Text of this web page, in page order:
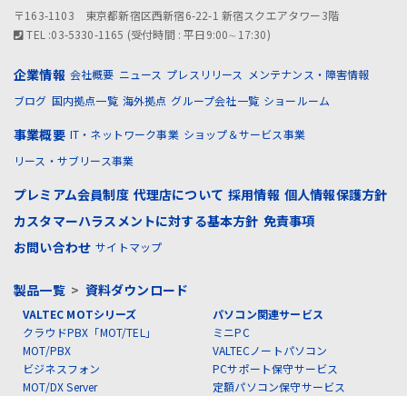
〒163-1103 東京都新宿区西新宿6-22-1 新宿スクエアタワー3階
TEL :03-5330-1165 (受付時間 : 平日9:00∼17:30)
企業情報 会社概要 ニュース プレスリリース
メンテナンス・障害情報
ブログ 国内拠点一覧 海外拠点 グループ会社一覧 ショールーム
事業概要 IT・ネットワーク事業 ショップ＆サービス事業
リース・サブリース事業
プレミアム会員制度 代理店について 採用情報 個人情報保護方針
カスタマーハラスメントに対する基本方針 免責事項
お問い合わせ サイトマップ
製品一覧> 資料ダウンロード
VALTEC MOTシリーズ
クラウドPBX「MOT/TEL」
MOT/PBX
ビジネスフォン
MOT/DX Server
パソコン関連サービス
ミニPC
VALTECノートパソコン
PCサポート保守サービス
定額パソコン保守サービス